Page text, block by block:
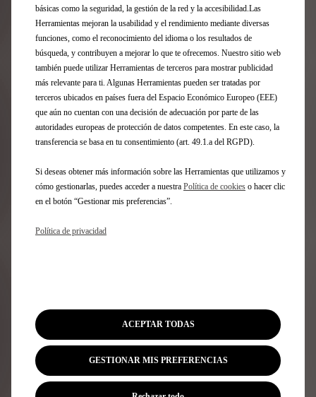
799,00
€
to:
1
ESTACIÓN DE RECARGA -
108,90€
Price
108,90
- +
Quantity
to:
Añadir a la cesta
básicas como la seguridad, la gestión de la red y la accesibilidad.Las
Herramientas mejoran la usabilidad y el rendimiento mediante diversas
funciones, como el reconocimiento del idioma o los resultados de
búsqueda, y contribuyen a mejorar lo que te ofrecemos. Nuestro sitio web
también puede utilizar Herramientas de terceros para mostrar publicidad
más relevante para ti. Algunas Herramientas pueden ser tratadas por
terceros ubicados en países fuera del Espacio Económico Europeo (EEE)
que aún no cuentan con una decisión de adecuación por parte de las
autoridades europeas de protección de datos competentes. En este caso, la
transferencia se basa en tu consentimiento (art. 49.1.a del RGPD).
Si deseas obtener más información sobre las Herramientas que utilizamos y
cómo gestionarlas, puedes acceder a nuestra Política de cookies o hacer clic
en el botón “Gestionar mis preferencias”.
Política de privacidad
GESTIONAR MIS PREFERENCIAS
ACEPTAR TODAS